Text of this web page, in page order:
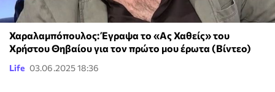
Χαραλαμπόπουλος: Έγραψα το «Ας Χαθείς» του
Χρήστου Θηβαίου για τον πρώτο μου έρωτα (Βίντεο)
Life 03.06.2025 18:36